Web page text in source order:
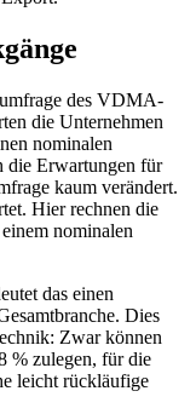
des VDMA-
die Unternehmen
nominalen
die Erwartungen für
kaum verändert.
Hier rechnen die
nominalen
das einen
Dies
Zwar können
% zulegen, für die
leicht rückläufige